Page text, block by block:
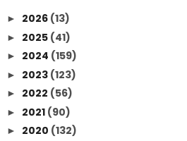
► 2026 (13)
► 2025 (41)
► 2024 (159)
► 2023 (123)
► 2022 (56)
► 2021 (90)
► 2020 (132)